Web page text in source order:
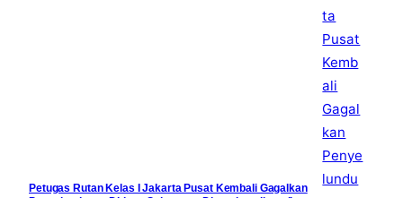
Petugas Rutan Kelas I Jakarta Pusat Kembali Gagalkan